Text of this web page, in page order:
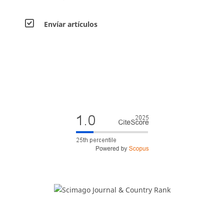
Envíar artículos